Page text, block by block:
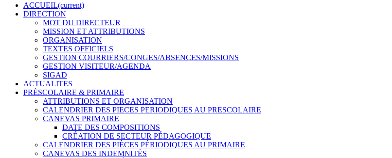
ACCUEIL(current)
DIRECTION
MOT DU DIRECTEUR
MISSION ET ATTRIBUTIONS
ORGANISATION
TEXTES OFFICIELS
GESTION COURRIERS/CONGES/ABSENCES/MISSIONS
GESTION VISITEUR/AGENDA
SIGAD
ACTUALITES
PRÉSCOLAIRE & PRIMAIRE
ATTRIBUTIONS ET ORGANISATION
CALENDRIER DES PIECES PERIODIQUES AU PRESCOLAIRE
CANEVAS PRIMAIRE
DATE DES COMPOSITIONS
CRÉATION DE SECTEUR PÉDAGOGIQUE
CALENDRIER DES PIÈCES PÉRIODIQUES AU PRIMAIRE
CANEVAS DES INDEMNITÉS